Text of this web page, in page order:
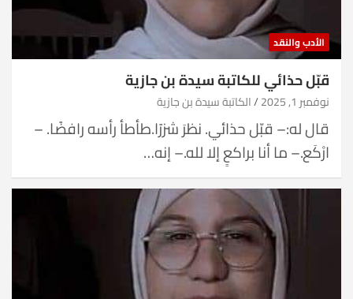
الأدب والنقد
قبّل حذائي للكاتبة سيدة بن جازية
نوفمبر 1, 2025 الكاتبة سيدة بن جازية
قال له:– قبّل حذائي. نظرَ شزرًا.طأطأ رأسه رافضًا. –
ارْكَع.– ما أنا براكعٍ إلا لله.– إنه…